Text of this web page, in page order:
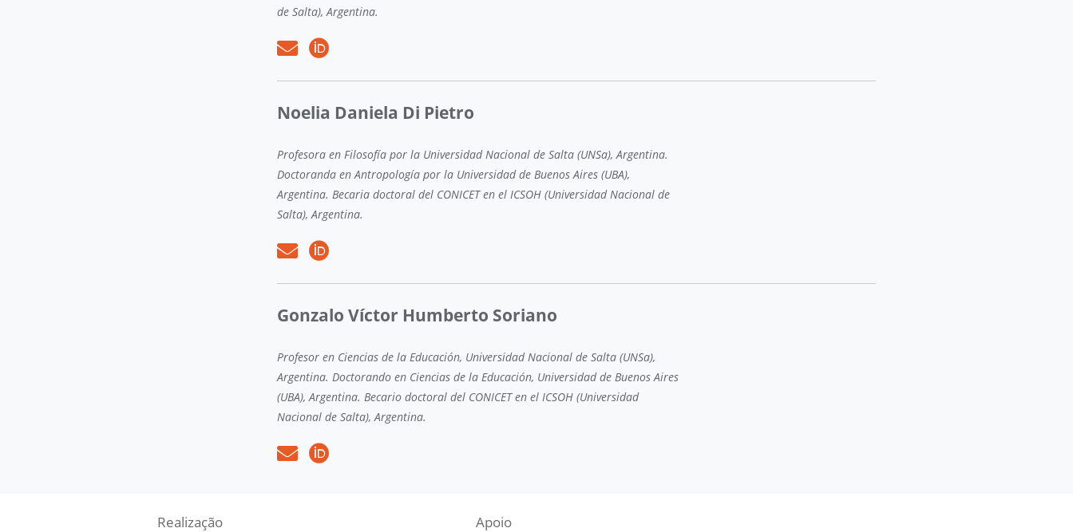
de Salta), Argentina.
Noelia Daniela Di Pietro
Profesora en Filosofía por la Universidad Nacional de Salta (UNSa), Argentina.
Doctoranda en Antropología por la Universidad de Buenos Aires (UBA),
Argentina. Becaria doctoral del CONICET en el ICSOH (Universidad Nacional de
Salta), Argentina.
Gonzalo Víctor Humberto Soriano
Profesor en Ciencias de la Educación, Universidad Nacional de Salta (UNSa),
Argentina. Doctorando en Ciencias de la Educación, Universidad de Buenos Aires
(UBA), Argentina. Becario doctoral del CONICET en el ICSOH (Universidad
Nacional de Salta), Argentina.
Realização Apoio